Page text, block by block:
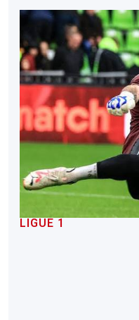
LIGUE 1